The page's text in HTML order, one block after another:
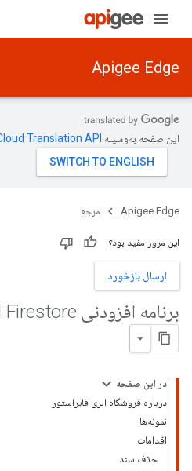
Apigee Edge
این صفحه به‌وسیله
Apigee Edge مرجع
این مرور مفید بود؟
ارسال بازخورد
برنامه افزودنی Google Cloud Firestore
در این صفحه
درباره فروشگاه ابری فایراستور
نمونه‌ها
اقدامات
حذف سند